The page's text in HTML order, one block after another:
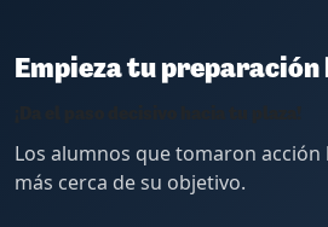
Empieza tu preparación
Los alumnos que tomaron acción
más cerca de su objetivo.